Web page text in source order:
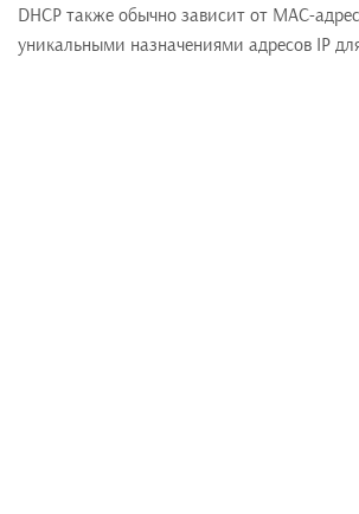
DHCP также обычно зависит от MAC-
уникальными назначениями адресов IP